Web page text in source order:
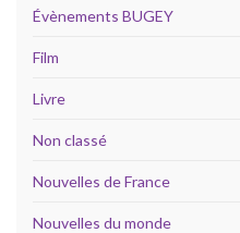
Évènements BUGEY
Film
Livre
Non classé
Nouvelles de France
Nouvelles du monde